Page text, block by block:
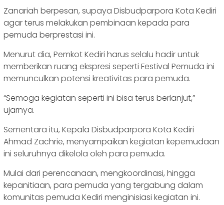
Zanariah berpesan, supaya Disbudparpora Kota Kediri
agar terus melakukan pembinaan kepada para
pemuda berprestasi ini.
Menurut dia, Pemkot Kediri harus selalu hadir untuk
memberikan ruang ekspresi seperti Festival Pemuda ini
memunculkan potensi kreativitas para pemuda.
“Semoga kegiatan seperti ini bisa terus berlanjut,”
ujarnya.
Sementara itu, Kepala Disbudparpora Kota Kediri
Ahmad Zachrie, menyampaikan kegiatan kepemudaan
ini seluruhnya dikelola oleh para pemuda.
Mulai dari perencanaan, mengkoordinasi, hingga
kepanitiaan, para pemuda yang tergabung dalam
komunitas pemuda Kediri menginisiasi kegiatan ini.